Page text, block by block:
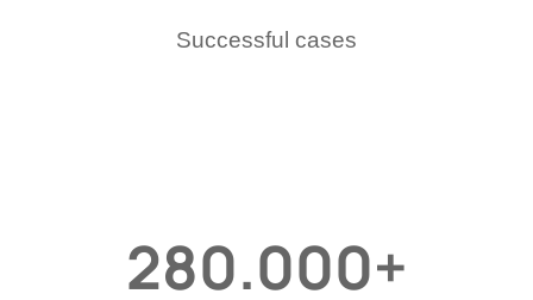
Successful cases
280.000+